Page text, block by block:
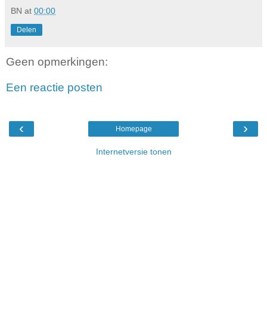
BN at 00:00
Delen
Geen opmerkingen:
Een reactie posten
‹ ›
Homepage
Internetversie tonen